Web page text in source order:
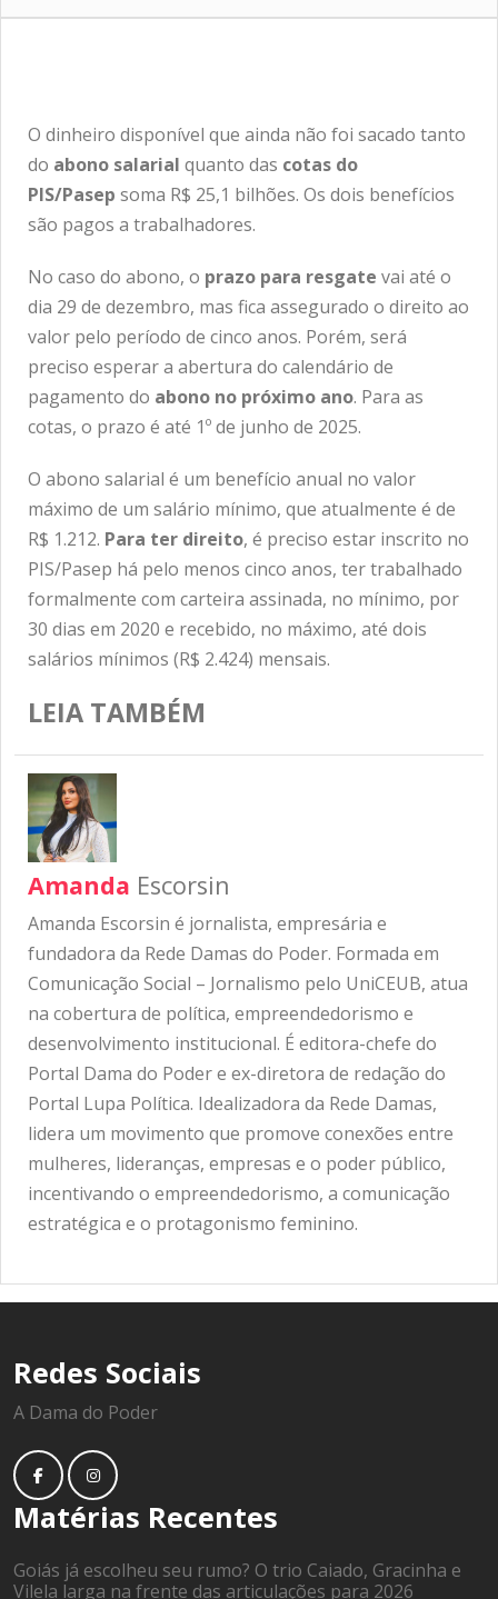
O dinheiro disponível que ainda não foi sacado tanto
do abono salarial quanto das cotas do
PIS/Pasep soma R$ 25,1 bilhões. Os dois benefícios
são pagos a trabalhadores.
No caso do abono, o prazo para resgate vai até o
dia 29 de dezembro, mas fica assegurado o direito ao
valor pelo período de cinco anos. Porém, será
preciso esperar a abertura do calendário de
pagamento do abono no próximo ano. Para as
cotas, o prazo é até 1º de junho de 2025.
O abono salarial é um benefício anual no valor
máximo de um salário mínimo, que atualmente é de
R$ 1.212. Para ter direito, é preciso estar inscrito no
PIS/Pasep há pelo menos cinco anos, ter trabalhado
formalmente com carteira assinada, no mínimo, por
30 dias em 2020 e recebido, no máximo, até dois
salários mínimos (R$ 2.424) mensais.
LEIA TAMBÉM
Amanda Escorsin
Amanda Escorsin é jornalista, empresária e
fundadora da Rede Damas do Poder. Formada em
Comunicação Social – Jornalismo pelo UniCEUB, atua
na cobertura de política, empreendedorismo e
desenvolvimento institucional. É editora-chefe do
Portal Dama do Poder e ex-diretora de redação do
Portal Lupa Política. Idealizadora da Rede Damas,
lidera um movimento que promove conexões entre
mulheres, lideranças, empresas e o poder público,
incentivando o empreendedorismo, a comunicação
estratégica e o protagonismo feminino.
Redes Sociais
A Dama do Poder
Matérias Recentes
Goiás já escolheu seu rumo? O trio Caiado, Gracinha e
Vilela larga na frente das articulações para 2026